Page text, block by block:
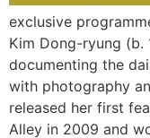
exclusive
Kim Dong-ryung (b.
documenting the
with photography
released her first
Alley in 2009 and